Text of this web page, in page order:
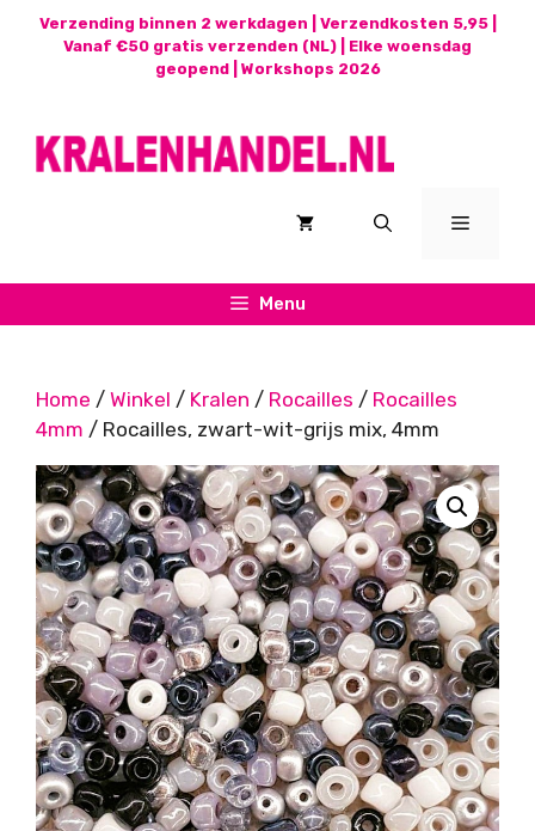
Verzending binnen 2 werkdagen | Verzendkosten 5,95 |
Vanaf €50 gratis verzenden (NL) | Elke woensdag
geopend | Workshops 2026
Menu
Menu
Home / Winkel / Kralen / Rocailles / Rocailles
4mm / Rocailles, zwart-wit-grijs mix, 4mm